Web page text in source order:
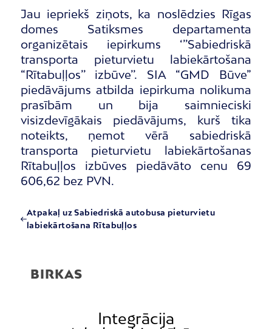
Jau iepriekš ziņots, ka noslēdzies Rīgas
domes Satiksmes departamenta
organizētais iepirkums ‘’’Sabiedriskā
transporta pieturvietu labiekārtošana
“Rītabuļļos’’ izbūve’’. SIA “GMD Būve”
piedāvājums atbilda iepirkuma nolikuma
prasībām un bija saimnieciski
visizdevīgākais piedāvājums, kurš tika
noteikts, ņemot vērā sabiedriskā
transporta pieturvietu labiekārtošanas
Rītabuļļos izbūves piedāvāto cenu 69
606,62 bez PVN.
Atpakaļ uz Sabiedriskā autobusa pieturvietu
labiekārtošana Rītabuļļos
BIRKAS
Integrācija